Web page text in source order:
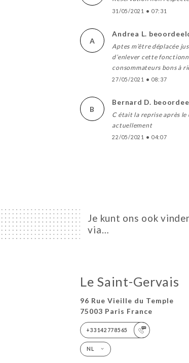
31/05/2021 • 07:31
A
Andrea L.
Aptes m’être déplacée
d’enlever cette
consommateurs bons à
27/05/2021 • 08:37
B
Bernard D.
C était la reprise après
actuellement
22/05/2021 • 04:07
Je kunt ons ook
via…
Le Saint-Gervais
96 Rue Vieille du Temple
75003 Paris France
+33142778565
NL